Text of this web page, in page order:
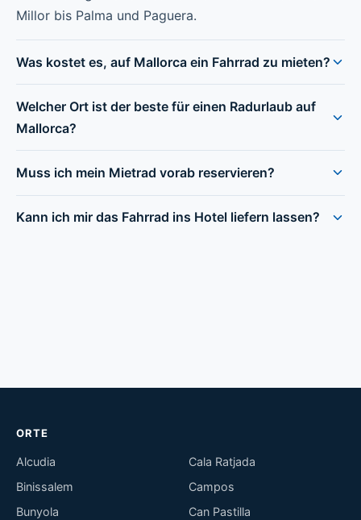
Millor bis Palma und Paguera.
Was kostet es, auf Mallorca ein Fahrrad zu mieten?
Welcher Ort ist der beste für einen Radurlaub auf
Mallorca?
Muss ich mein Mietrad vorab reservieren?
Kann ich mir das Fahrrad ins Hotel liefern lassen?
ORTE
Alcudia
Binissalem
Bunyola
Cala Ratjada
Campos
Can Pastilla